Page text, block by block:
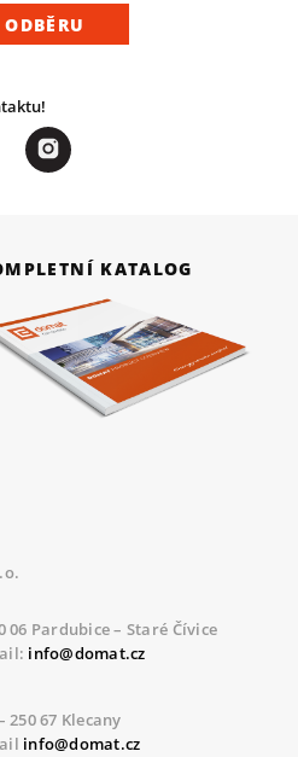
KATALOG
06 Pardubice – Staré Čívice
info@domat.cz
250 67 Klecany
info@domat.cz